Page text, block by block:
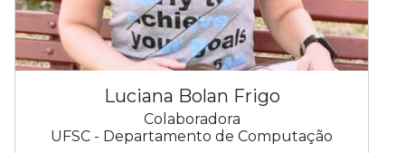
Luciana Bolan Frigo
Colaboradora
UFSC - Departamento de Computação